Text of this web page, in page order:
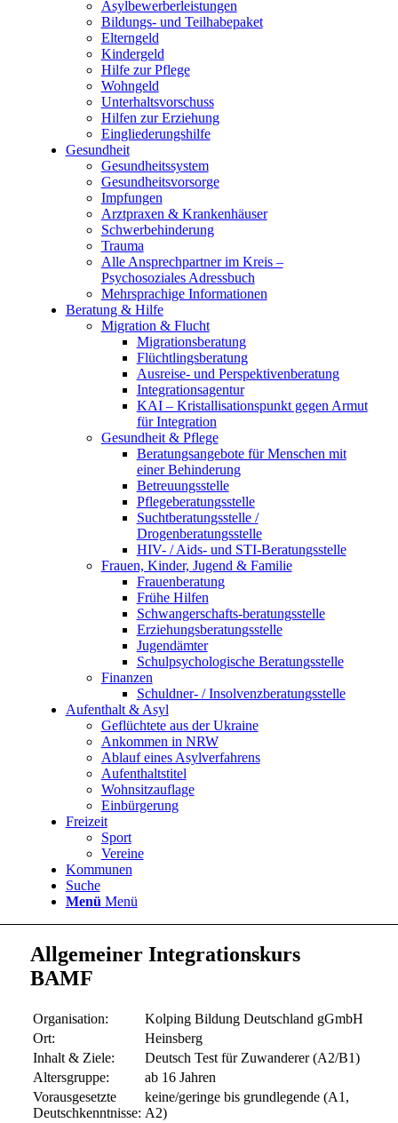
Asylbewerberleistungen
Bildungs- und Teilhabepaket
Elterngeld
Kindergeld
Hilfe zur Pflege
Wohngeld
Unterhaltsvorschuss
Hilfen zur Erziehung
Eingliederungshilfe
Gesundheit
Gesundheitssystem
Gesundheitsvorsorge
Impfungen
Arztpraxen & Krankenhäuser
Schwerbehinderung
Trauma
Alle Ansprechpartner im Kreis –
Psychosoziales Adressbuch
Mehrsprachige Informationen
Beratung & Hilfe
Migration & Flucht
Migrationsberatung
Flüchtlingsberatung
Ausreise- und Perspektivenberatung
Integrationsagentur
KAI – Kristallisationspunkt gegen Armut
für Integration
Gesundheit & Pflege
Beratungsangebote für Menschen mit
einer Behinderung
Betreuungsstelle
Pflegeberatungsstelle
Suchtberatungsstelle /
Drogenberatungsstelle
HIV- / Aids- und STI-Beratungsstelle
Frauen, Kinder, Jugend & Familie
Frauenberatung
Frühe Hilfen
Schwangerschafts-beratungsstelle
Erziehungsberatungsstelle
Jugendämter
Schulpsychologische Beratungsstelle
Finanzen
Schuldner- / Insolvenzberatungsstelle
Aufenthalt & Asyl
Geflüchtete aus der Ukraine
Ankommen in NRW
Ablauf eines Asylverfahrens
Aufenthaltstitel
Wohnsitzauflage
Einbürgerung
Freizeit
Sport
Vereine
Kommunen
Suche
Menü Menü
Allgemeiner Integrationskurs
BAMF
Organisation:
Kolping Bildung Deutschland gGmbH
Ort:
Heinsberg
Inhalt & Ziele:
Deutsch Test für Zuwanderer (A2/B1)
Altersgruppe:
ab 16 Jahren
Vorausgesetzte
Deutschkenntnisse:
keine/geringe bis grundlegende (A1,
A2)